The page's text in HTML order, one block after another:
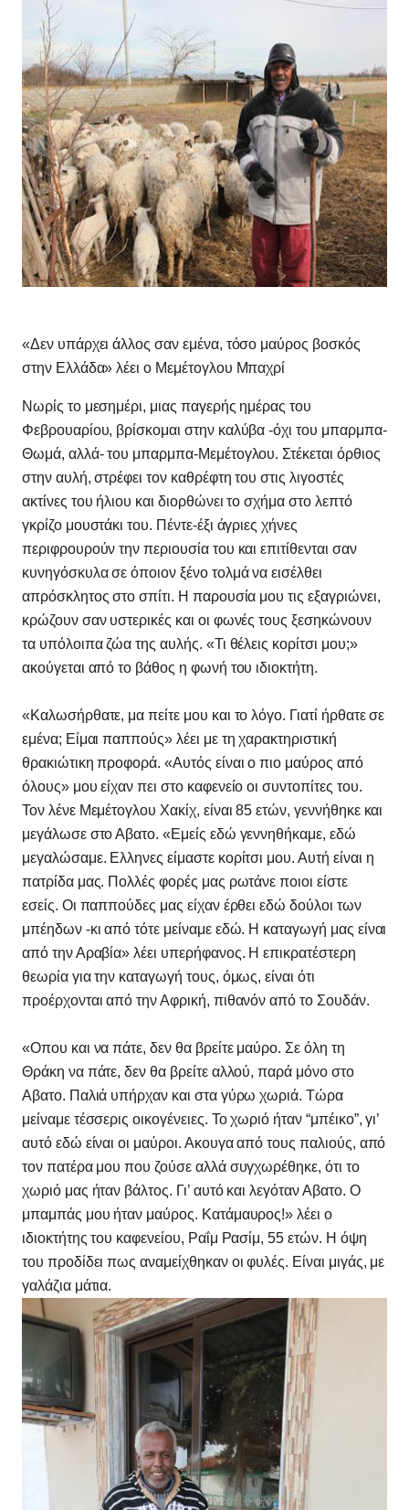
«Δεν υπάρχει άλλος σαν εμένα, τόσο μαύρος βοσκός
στην Ελλάδα» λέει ο Μεμέτογλου Μπαχρί
Νωρίς το μεσημέρι, μιας παγερής ημέρας του
Φεβρουαρίου, βρίσκομαι στην καλύβα -όχι του μπαρμπα-
Θωμά, αλλά- του μπαρμπα-Μεμέτογλου. Στέκεται όρθιος
στην αυλή, στρέφει τον καθρέφτη του στις λιγοστές
ακτίνες του ήλιου και διορθώνει το σχήμα στο λεπτό
γκρίζο μουστάκι του. Πέντε-έξι άγριες χήνες
περιφρουρούν την περιουσία του και επιτίθενται σαν
κυνηγόσκυλα σε όποιον ξένο τολμά να εισέλθει
απρόσκλητος στο σπίτι. Η παρουσία μου τις εξαγριώνει,
κρώζουν σαν υστερικές και οι φωνές τους ξεσηκώνουν
τα υπόλοιπα ζώα της αυλής. «Τι θέλεις κορίτσι μου;»
ακούγεται από το βάθος η φωνή του ιδιοκτήτη.
«Καλωσήρθατε, μα πείτε μου και το λόγο. Γιατί ήρθατε σε
εμένα; Είμαι παππούς» λέει με τη χαρακτηριστική
θρακιώτικη προφορά. «Αυτός είναι ο πιο μαύρος από
όλους» μου είχαν πει στο καφενείο οι συντοπίτες του.
Τον λένε Μεμέτογλου Χακίχ, είναι 85 ετών, γεννήθηκε και
μεγάλωσε στο Αβατο. «Εμείς εδώ γεννηθήκαμε, εδώ
μεγαλώσαμε. Ελληνες είμαστε κορίτσι μου. Αυτή είναι η
πατρίδα μας. Πολλές φορές μας ρωτάνε ποιοι είστε
εσείς. Οι παππούδες μας είχαν έρθει εδώ δούλοι των
μπέηδων -κι από τότε μείναμε εδώ. Η καταγωγή μας είναι
από την Αραβία» λέει υπερήφανος. Η επικρατέστερη
θεωρία για την καταγωγή τους, όμως, είναι ότι
προέρχονται από την Αφρική, πιθανόν από το Σουδάν.
«Οπου και να πάτε, δεν θα βρείτε μαύρο. Σε όλη τη
Θράκη να πάτε, δεν θα βρείτε αλλού, παρά μόνο στο
Αβατο. Παλιά υπήρχαν και στα γύρω χωριά. Τώρα
μείναμε τέσσερις οικογένειες. Το χωριό ήταν “μπέικο”, γι’
αυτό εδώ είναι οι μαύροι. Ακουγα από τους παλιούς, από
τον πατέρα μου που ζούσε αλλά συγχωρέθηκε, ότι το
χωριό μας ήταν βάλτος. Γι’ αυτό και λεγόταν Αβατο. Ο
μπαμπάς μου ήταν μαύρος. Κατάμαυρος!» λέει ο
ιδιοκτήτης του καφενείου, Ραΐμ Ρασίμ, 55 ετών. Η όψη
του προδίδει πως αναμείχθηκαν οι φυλές. Είναι μιγάς, με
γαλάζια μάτια.